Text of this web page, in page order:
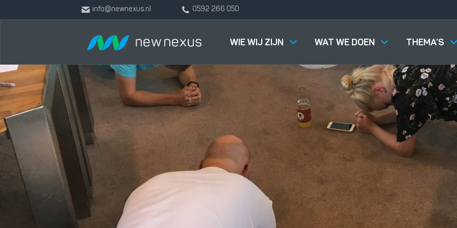
info@newnexus.nl 0592 266 050
WIE WIJ ZIJN WAT WE DOEN THEMA’S